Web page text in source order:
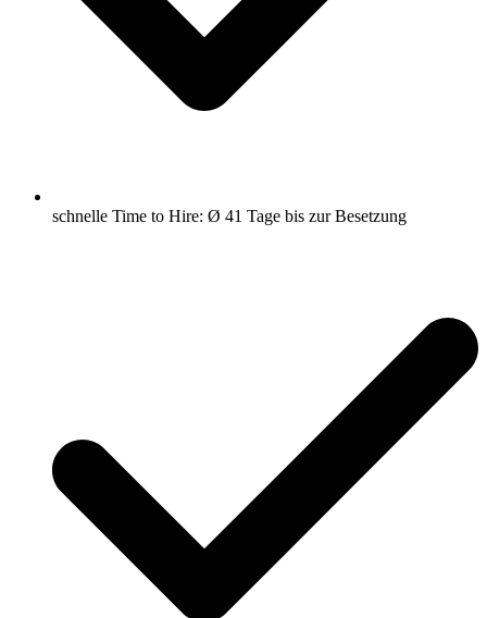
schnelle Time to Hire: Ø 41 Tage bis zur Besetzung